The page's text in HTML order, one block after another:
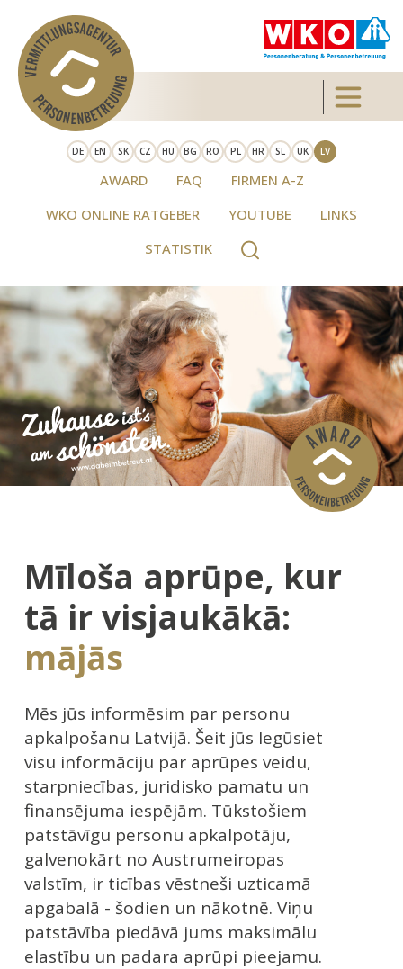
Skip to main content Toggle
DE EN SK CZ HU BG RO PL HR SL UK LV
AWARD FAQ
FIRMEN A-Z
WKO ONLINE RATGEBER
YOUTUBE
LINKS
STATISTIK
Mīloša aprūpe, kur
tā ir visjaukākā:
mājās
Mēs jūs informēsim par personu
apkalpošanu Latvijā. Šeit jūs Iegūsiet
visu informāciju par aprūpes veidu,
starpniecības, juridisko pamatu un
finansējuma iespējām. Tūkstošiem
patstāvīgu personu apkalpotāju,
galvenokārt no Austrumeiropas
valstīm, ir ticības vēstneši uzticamā
apgabalā - šodien un nākotnē. Viņu
patstāvība piedāvā jums maksimālu
elastību un padara aprūpi pieejamu.